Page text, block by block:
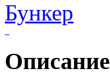
Описание